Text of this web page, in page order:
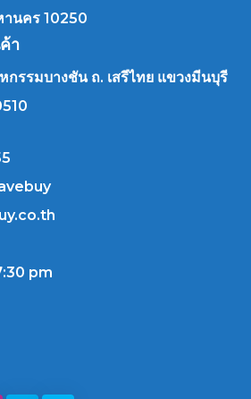
านคร 10250
า
รรมบางชัน ถ. เสรีไทย แขวงมีนบุรี
pm